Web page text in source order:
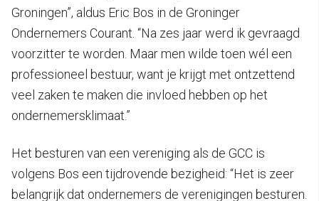
Groningen”, aldus Eric Bos in de Groninger
Ondernemers Courant. “Na zes jaar werd ik gevraagd
voorzitter te worden. Maar men wilde toen wél een
professioneel bestuur, want je krijgt met ontzettend
veel zaken te maken die invloed hebben op het
ondernemersklimaat.”
Het besturen van een vereniging als de GCC is
volgens Bos een tijdrovende bezigheid: “Het is zeer
belangrijk dat ondernemers de verenigingen besturen.